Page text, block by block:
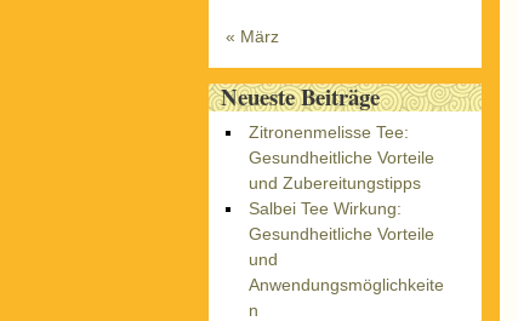
« März
Neueste Beiträge
Zitronenmelisse Tee:
Gesundheitliche Vorteile
und Zubereitungstipps
Salbei Tee Wirkung:
Gesundheitliche Vorteile
und
Anwendungsmöglichkeite
n